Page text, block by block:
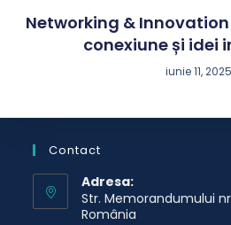
Networking &
conexiune și idei
iunie 11, 2025
Contact
Adresa:
Str. Memorandumului
România